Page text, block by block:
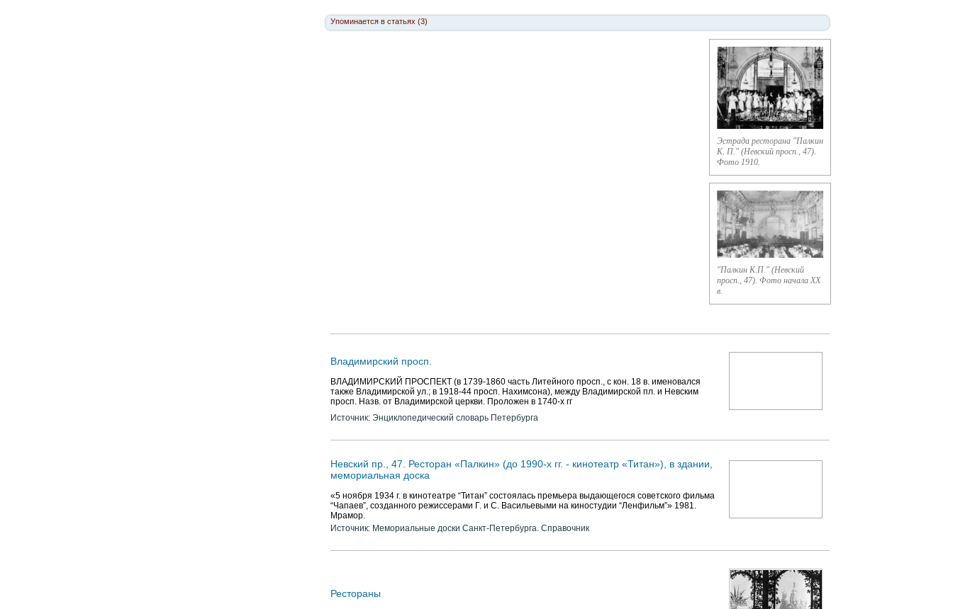
Упоминается в статьях (3)
Эстрада ресторана "Палкин
К. П." (Невский просп., 47).
Фото 1910.
"Палкин К.П." (Невский
просп., 47). Фото начала XX
в.
Владимирский просп.
ВЛАДИМИРСКИЙ ПРОСПЕКТ (в 1739-1860 часть Литейного просп., с кон. 18 в. именовался
также Владимирской ул.; в 1918-44 просп. Нахимсона), между Владимирской пл. и Невским
просп. Назв. от Владимирской церкви. Проложен в 1740-х гг
Источник: Энциклопедический словарь Петербурга
Невский пр., 47. Ресторан «Палкин» (до 1990-х гг. - кинотеатр «Титан»), в здании,
мемориальная доска
«5 ноября 1934 г. в кинотеатре “Титан” состоялась премьера выдающегося советского фильма
“Чапаев”, созданного режиссерами Г. и С. Васильевыми на киностудии “Ленфильм”» 1981.
Мрамор.
Источник: Мемориальные доски Санкт-Петербурга. Справочник
Рестораны